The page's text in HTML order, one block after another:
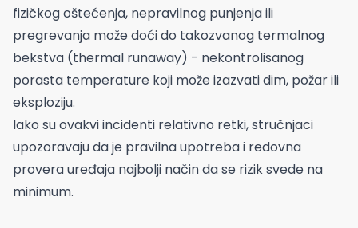
fizičkog oštećenja, nepravilnog punjenja ili
pregrevanja može doći do takozvanog termalnog
bekstva (thermal runaway) - nekontrolisanog
porasta temperature koji može izazvati dim, požar ili
eksploziju.
Iako su ovakvi incidenti relativno retki, stručnjaci
upozoravaju da je pravilna upotreba i redovna
provera uređaja najbolji način da se rizik svede na
minimum.